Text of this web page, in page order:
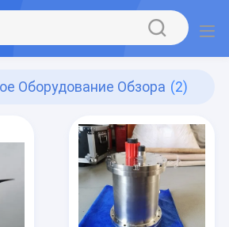
Оборудование Обзора (2)